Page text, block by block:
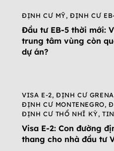
ĐỊNH CƯ MỸ,ĐỊNH CƯ
Đầu tư EB-5 thời mới:
trung tâm vùng còn
dự án?
VISA E-2,ĐỊNH CƯ
ĐỊNH CƯ MONTENEGRO,
ĐỊNH CƯ THỔ NHĨ KỲ,
Visa E-2: Con đường
thang cho nhà đầu tư